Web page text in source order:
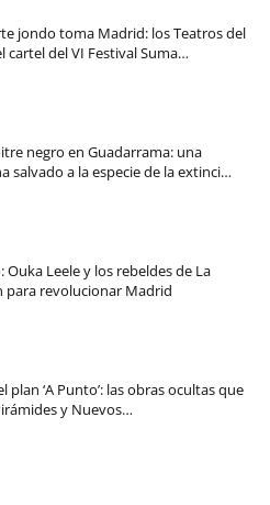
jondo toma Madrid: los Teatros del
cartel del VI Festival Suma…
negro en Guadarrama: una
salvado a la especie de la extinci…
Ouka Leele y los rebeldes de La
para revolucionar Madrid
plan ‘A Punto’: las obras ocultas que
y Nuevos…